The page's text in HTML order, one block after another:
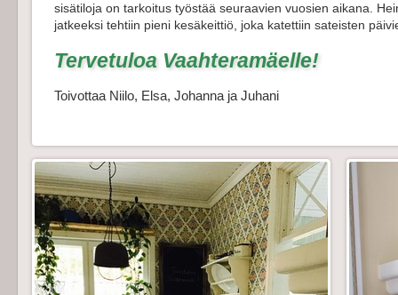
sisätiloja on tarkoitus työstää seuraavien vuosien aikana.
jatkeeksi tehtiin pieni kesäkeittiö, joka katettiin sateisten
Tervetuloa Vaahteramäelle!
Toivottaa Niilo, Elsa, Johanna ja Juhani